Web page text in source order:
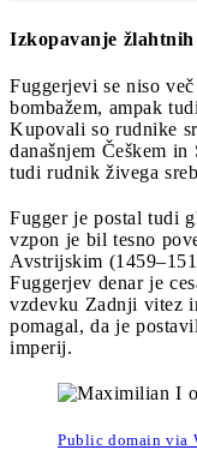
Izkopavanje
Fuggerjevi se niso
bombažem, ampak
Kupovali so rudnike
današnjem Češkem
tudi rudnik živega
Fugger je postal tudi
vzpon je bil tesno
Avstrijskim
Fuggerjev denar je
vzdevku Zadnji vitez
pomagal, da je
imperij.
Public domain via